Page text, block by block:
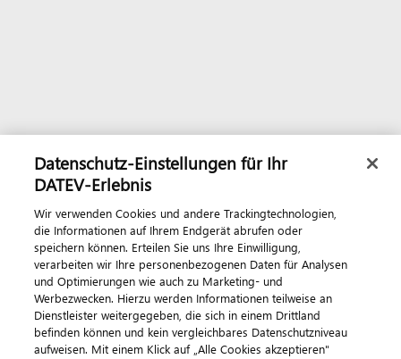
Datenschutz-Einstellungen für Ihr
DATEV-Erlebnis
Wir verwenden Cookies und andere Trackingtechnologien,
die Informationen auf Ihrem Endgerät abrufen oder
speichern können. Erteilen Sie uns Ihre Einwilligung,
verarbeiten wir Ihre personenbezogenen Daten für Analysen
und Optimierungen wie auch zu Marketing- und
Werbezwecken. Hierzu werden Informationen teilweise an
Dienstleister weitergegeben, die sich in einem Drittland
befinden können und kein vergleichbares Datenschutzniveau
aufweisen. Mit einem Klick auf „Alle Cookies akzeptieren"